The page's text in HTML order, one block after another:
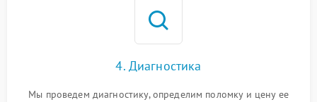
4. Диагностика
Мы проведем диагностику, определим поломку и цену ее